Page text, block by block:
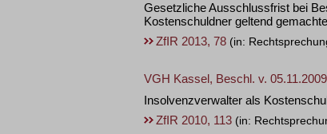
Gesetzliche Ausschlussfrist bei
Kostenschuldner geltend
ZfIR 2013, 78 (in:
VGH Kassel, Beschl. v.
Insolvenzverwalter als
ZfIR 2010, 113 (in: